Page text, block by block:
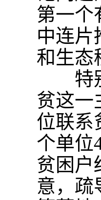
第一个
中连片
和生态
特别
贫这一
位联系
个单位
贫困户
意，疏